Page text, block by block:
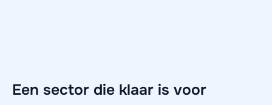
Een sector die klaar is voor